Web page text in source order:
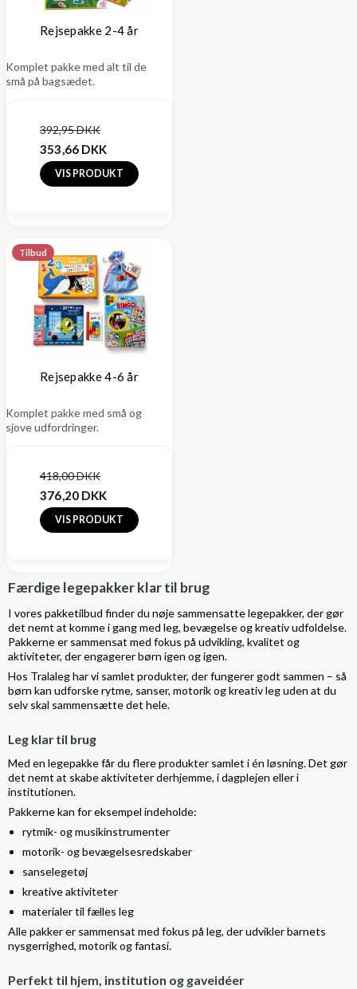
Rejsepakke 2-4 år
Komplet pakke med alt til de
små på bagsædet.
392,95 DKK
353,66 DKK
VIS PRODUKT
Tilbud
Rejsepakke 4-6 år
Komplet pakke med små og
sjove udfordringer.
418,00 DKK
376,20 DKK
VIS PRODUKT
Færdige legepakker klar til brug
I vores pakketilbud finder du nøje sammensatte legepakker, der gør
det nemt at komme i gang med leg, bevægelse og kreativ udfoldelse.
Pakkerne er sammensat med fokus på udvikling, kvalitet og
aktiviteter, der engagerer børn igen og igen.
Hos Tralaleg har vi samlet produkter, der fungerer godt sammen – så
børn kan udforske rytme, sanser, motorik og kreativ leg uden at du
selv skal sammensætte det hele.
Leg klar til brug
Med en legepakke får du flere produkter samlet i én løsning. Det gør
det nemt at skabe aktiviteter derhjemme, i dagplejen eller i
institutionen.
Pakkerne kan for eksempel indeholde:
rytmik- og musikinstrumenter
motorik- og bevægelsesredskaber
sanselegetøj
kreative aktiviteter
materialer til fælles leg
Alle pakker er sammensat med fokus på leg, der udvikler barnets
nysgerrighed, motorik og fantasi.
Perfekt til hjem, institution og gaveidéer